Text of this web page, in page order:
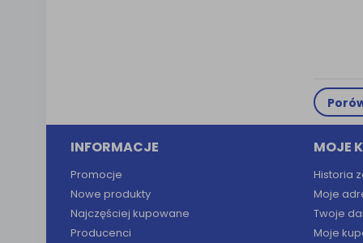
INFORMACJE
Promocje
Nowe produkty
Najczęściej kupowane
Producenci
MOJE
Historia
Moje
Twoje
Moje